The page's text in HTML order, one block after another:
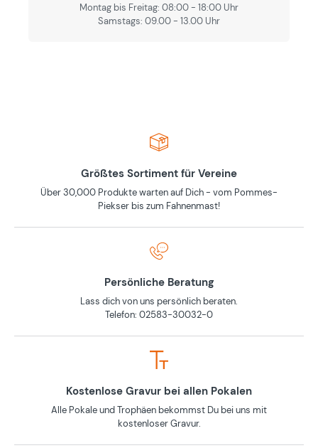
Montag bis Freitag: 08:00 - 18:00 Uhr
Samstags: 09.00 - 13.00 Uhr
Größtes Sortiment für Vereine
Über 30,000 Produkte warten auf Dich - vom Pommes-
Piekser bis zum Fahnenmast!
Persönliche Beratung
Lass dich von uns persönlich beraten.
Telefon: 02583-30032-0
Kostenlose Gravur bei allen Pokalen
Alle Pokale und Trophäen bekommst Du bei uns mit
kostenloser Gravur.